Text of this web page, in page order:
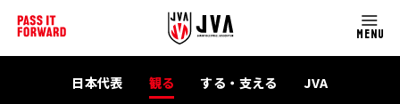
MENU
日本代表 観る する・支える JVA